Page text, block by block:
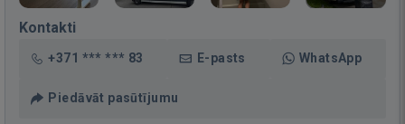
Kontakti
+371 *** *** 83 E-pasts WhatsApp
Piedāvāt pasūtījumu